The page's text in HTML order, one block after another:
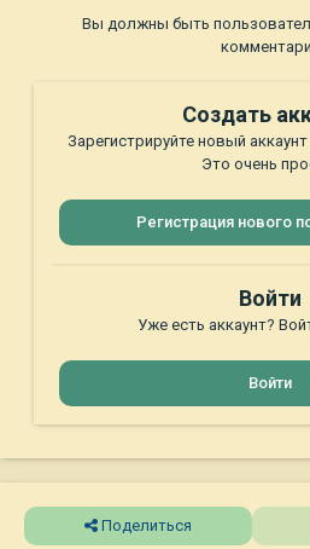
Вы должны быть
Создать
Зарегистрируйте новый
Это очень
Регистрация нового
Войти
Уже есть аккаунт?
Войти
Поделиться